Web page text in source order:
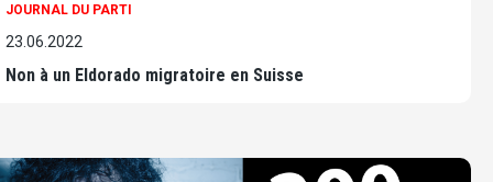
JOURNAL DU PARTI
23.06.2022
Non à un Eldorado migratoire en Suisse